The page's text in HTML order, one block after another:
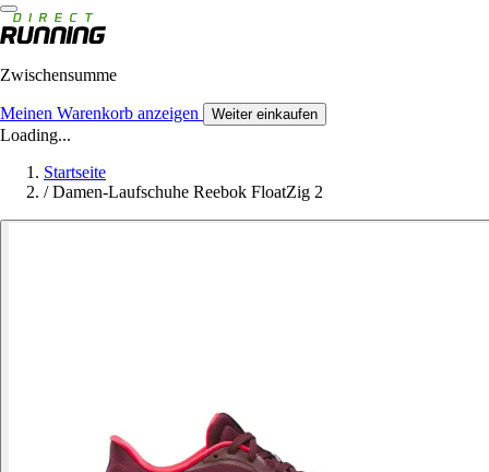
Zwischensumme
Meinen Warenkorb anzeigen Weiter einkaufen
Loading...
Startseite
/ Damen-Laufschuhe Reebok FloatZig 2